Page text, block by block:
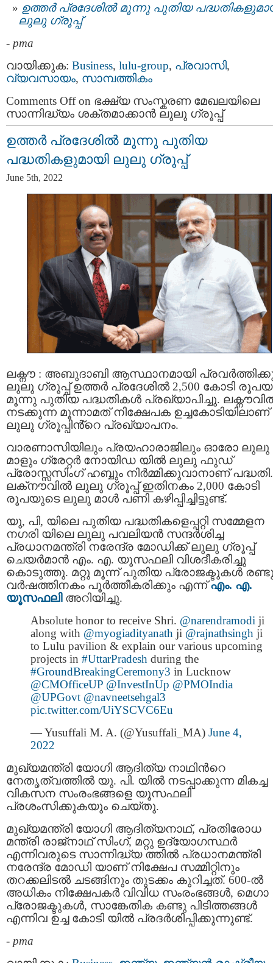
ഉത്തർ പ്രദേശിൽ മൂന്നു പുതിയ
ലുലു ഗ്രൂപ്പ്
- pma
വായിക്കുക: Business, lulu-group, പ്രവാസി,
വ്യവസായം, സാമ്പത്തികം
Comments Offon ഭക്ഷ്യ സംസ്കരണ മേഖലയിലെ
സാന്നിദ്ധ്യം ശക്തമാക്കാൻ ലുലു ഗ്രൂപ്പ്
ഉത്തർ പ്രദേശിൽ മൂന്നു പുതിയ
പദ്ധതികളുമായി ലുലു ഗ്രൂപ്പ്
June 5th, 2022
ലക്നൗ : അബുദാബി ആസ്ഥാനമായി
ലുലു ഗ്രൂപ്പ് ഉത്തർ പ്രദേശിൽ 2,500 കോടി
മൂന്നു പുതിയ പദ്ധതികൾ പ്രഖ്യാപിച്ചു.
നടക്കുന്ന മൂന്നാമത് നിക്ഷേപക ഉച്ചകോടിയിലാണ്
ലുലു ഗ്രൂപ്പിൻ്റെ പ്രഖ്യാപനം.
വാരണാസിയിലും പ്രയഹാരാജിലും ഓരോ ലുലു
മാളും ഗ്രേറ്റർ നോയിഡ യിൽ ലുലു ഫുഡ്
പ്രോസ്സസിംഗ് ഹബ്ബും നിർമ്മിക്കുവാനാണ് പദ്ധതി.
ലക്‌നൗവിൽ ലുലു ഗ്രൂപ്പ് ഇതിനകം 2,000 കോടി
രൂപയുടെ ലുലു മാൾ പണി കഴിപ്പിച്ചിട്ടുണ്ട്.
യു, പി, യിലെ പുതിയ പദ്ധതികളെപ്പറ്റി സമ്മേളന
നഗരി യിലെ ലുലു പവലിയൻ സന്ദർശിച്ച
പ്രധാനമന്ത്രി നരേന്ദ്ര മോഡിക്ക് ലുലു ഗ്രൂപ്പ്
ചെയർമാൻ എം. എ. യൂസഫലി വിശദീകരിച്ചു
കൊടുത്തു. മറ്റു മൂന്ന് പുതിയ പ്രോജക്ടുകൾ
വർഷത്തിനകം പൂർത്തീകരിക്കും എന്ന്എം. എ.
യൂസഫലിഅറിയിച്ചു.
Absolute honor to receive Shri. @narendramodi ji
along with @myogiadityanath ji @rajnathsingh ji
to Lulu pavilion & explain our various upcoming
projects in #UttarPradesh during the
#GroundBreakingCeremony3 in Lucknow
@CMOfficeUP @InvestInUp @PMOIndia
@UPGovt @navneetsehgal3
pic.twitter.com/UiYSCVC6Eu
— Yusuffali M. A. (@Yusuffali_MA) June 4,
2022
മുഖ്യമന്ത്രി യോഗി ആദിത്യ നാഥിന്‍റെ
നേതൃത്വത്തിൽ യു. പി. യിൽ നടപ്പാക്കുന്ന മികച്ച
വികസന സംരംഭങ്ങളെ യൂസഫലി
പ്രശംസിക്കുകയും ചെയ്തു.
മുഖ്യമന്ത്രി യോഗി ആദിത്യനാഥ്, പ്രതിരോധ
മന്ത്രി രാജ്‌നാഥ് സിംഗ്, മറ്റു ഉദ്യോഗസ്ഥർ
എന്നിവരുടെ സാന്നിദ്ധ്യ ത്തിൽ പ്രധാനമന്ത്രി
നരേന്ദ്ര മോഡി യാണ് നിക്ഷേപ സമ്മിറ്റിനും
തറക്കലിടൽ ചടങ്ങിനും തുടക്കം കുറിച്ചത്. 600-ല്‍
അധികം നിക്ഷേപകർ വിവിധ സംരംഭങ്ങൾ, മെഗാ
പ്രോജക്ടുകൾ, സാങ്കേതിക കണ്ടു പിടിത്തങ്ങൾ
എന്നിവ ഉച്ച കോടി യിൽ പ്രദർശിപ്പിക്കുന്നുണ്ട്.
- pma